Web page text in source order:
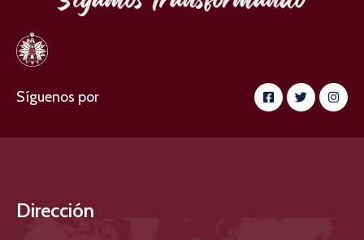
Síguenos por
Dirección